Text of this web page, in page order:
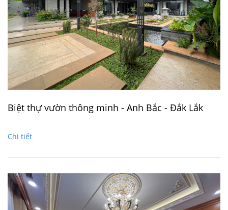
Biệt thự vườn thông minh - Anh Bắc - Đắk Lắk
Chi tiết